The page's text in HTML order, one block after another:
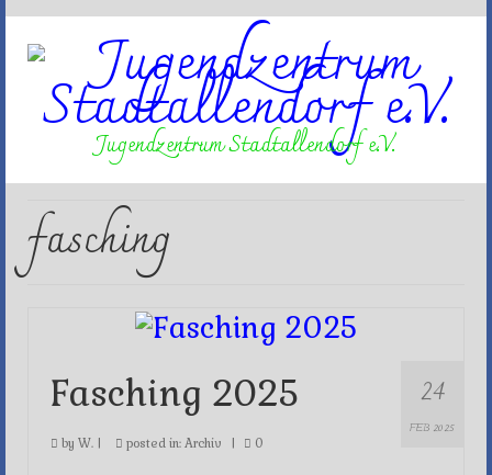
Jugendzentrum Stadtallendorf e.V.
fasching
24
FEB 2025
Fasching 2025
by W. | posted in: Archiv | 0